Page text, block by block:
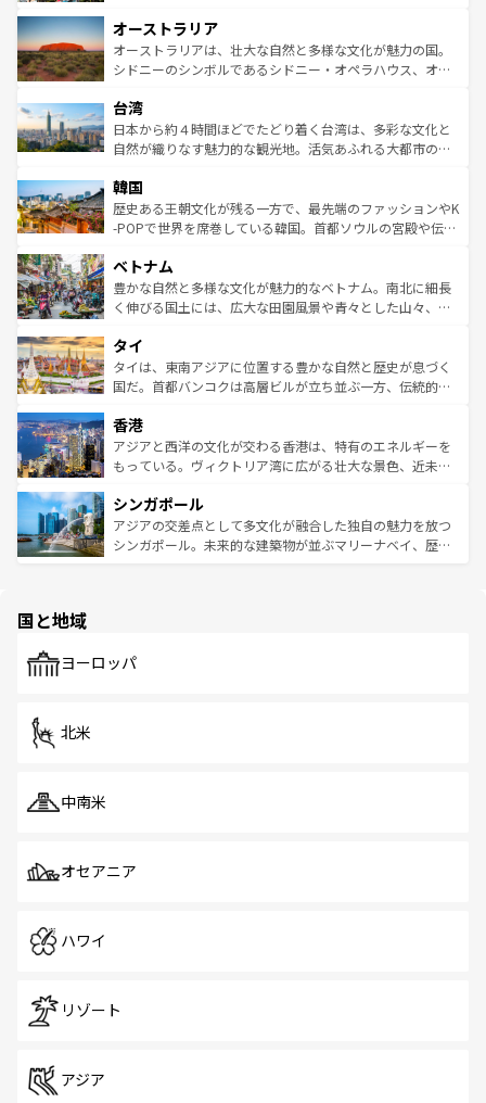
部のニューオーリンズでは、音楽と美食が融合した独特の
文化が魅力。旅行者はアメリカの各地域で異なる魅力を楽
しみながら、その多様性と豊かな歴史を感じることができ
ならではの贅沢な旅のスタイルだ。 なお、新着のアメリカ
情報はコンテンツ一覧を参照してほしい。
ワイ島は見逃せない。また、定番の観光地といえばオアフ
島だが、静かな自然を求めるならマウイ島やカウアイ島が
おすすめ。エメラルドグリーンに輝く海をはじめ、豊かな
れるおもてなしの心で訪れる人々を迎えてくれるハワイの
人々、おいしいローカルフードやハワイアンミュージッ
ク、伝統的なフラダンスなど、すべてがハワイの魅力を彩
ワイを、存分に味わってほしい。 なお、新着のハワイ情報
はコンテンツ一覧を参照してほしい。
オーストラリア
オーストラリアは、壮大な自然と多様な文化が魅力の国。
シドニーのシンボルであるシドニー・オペラハウス、オー
リアリーフや大陸中央部にそびえるウルル（エアーズロッ
ク）、タスマニアの美しい原生林やケアンズの熱帯雨林な
ど、見どころがたくさん。また、カフェやワイン、オージ
いる。アクティビティも充実しており、サーフィンやダイ
ビング、ハイキングなど、アウトドア好きにはたまらな
い。オーストラリアの多彩な魅力を存分に味わいつくそ
参照してほしい。
台湾
日本から約４時間ほどでたどり着く台湾は、多彩な文化と
自然が織りなす魅力的な観光地。活気あふれる大都市の台
ン）、静ひつな山岳地帯である台湾東部など、都市の喧騒
と山間の静けさが共存しており、訪れる人に新しい発見と
驚きをもたらしてくれる。また、奥深い台湾の食文化も魅
容にもいいと評判のスイーツなど、バラエティ豊かな料理
が味わえる。 なお、新着の台湾情報は コンテンツ一覧を参
照してほしい。
韓国
歴史ある王朝文化が残る一方で、最先端のファッションやK
-POPで世界を席巻している韓国。首都ソウルの宮殿や伝統
き、地方に足を延ばせば四季折々の自然美を楽しむことが
できる。そして、キムチや焼肉、絶品のストリートフード
まで、さまざまな韓国料理が待っている。夜には、韓国な
リティに包まれながら、韓国の多彩な魅力を心ゆくまで味
わってみてほしい。 なお、新着の韓国情報はコンテンツ一
覧を参照してほしい。
ベトナム
豊かな自然と多様な文化が魅力的なベトナム。南北に細長
く伸びる国土には、広大な田園風景や青々とした山々、世
急速な発展と共に伝統が息づく。ハノイの古い町並みやホ
ーチミン市のフランス統治時代の建物も、独特の雰囲気を
醸し出している。また、バラエティの豊かさとおいしさで
とつ。フォーやバインミー、ベトナムコーヒーなどは、ぜ
ひ現地で味わいたい。どの地域を訪れてもあたたかい人々
が旅行者を迎えてくれるので、きっと忘れられない旅にな
参照してほしい。
タイ
タイは、東南アジアに位置する豊かな自然と歴史が息づく
国だ。首都バンコクは高層ビルが立ち並ぶ一方、伝統的な
の活気が交差している。北部ではチェンマイなどの山岳地
帯で自然と触れ合い、南部ではプーケットやクラビの美し
いビーチでリゾート気分を楽しむことができる。タイ料理
激する。気候は一年中温暖で、どの季節にも異なる楽しみ
が待っている。親しみやすいタイの人々、仏教を中心とし
た文化、そして多様な観光資源が、訪れる旅人を魅了し続
香港
アジアと西洋の文化が交わる香港は、特有のエネルギーを
もっている。ヴィクトリア湾に広がる壮大な景色、近未来
み、どこを訪れても感動するはず。観光スポットが密集し
ており、効率よく見どころを回れるのも魅力。息をのむよ
うな絶景から文化的な体験まで、香港を存分に楽しみ尽く
シンガポール
アジアの交差点として多文化が融合した独自の魅力を放つ
シンガポール。未来的な建築物が並ぶマリーナベイ、歴史
で、ホーカーズは地元の風情を楽しめる外せないスポット
国と地域
ヨーロッパ
北米
中南米
オセアニア
ハワイ
リゾート
アジア